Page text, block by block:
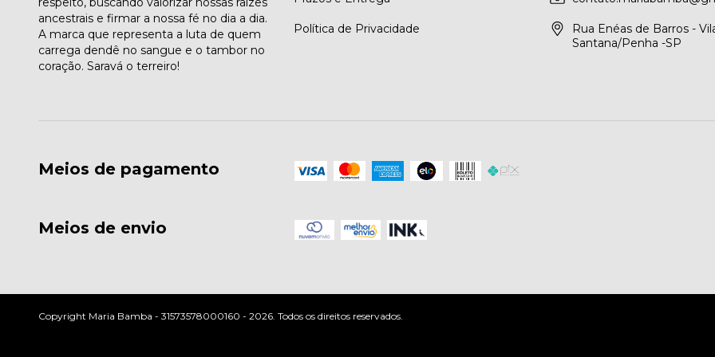
ancestrais e firmar a nossa fé no dia a dia.
A marca que representa a luta de quem
carrega dendê no sangue e o tambor no
coração. Saravá o terreiro!
Política de Privacidade
Rua Enéas de Barros -
Santana/Penha -SP
Meios de pagamento
Meios de envio
Copyright Maria Bamba - 31573578000160 - 2026. Todos os direitos reservados.